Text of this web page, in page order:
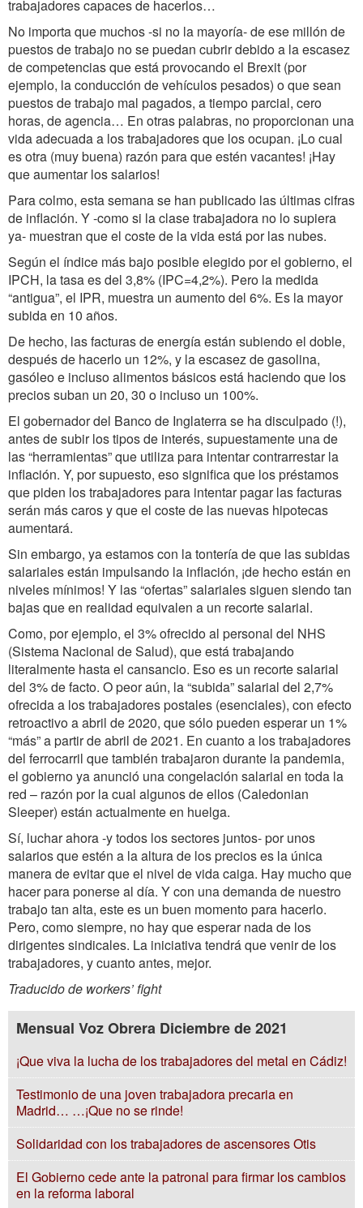
trabajadores capaces de hacerlos…
No importa que muchos -si no la mayoría- de ese millón de
puestos de trabajo no se puedan cubrir debido a la escasez
de competencias que está provocando el Brexit (por
ejemplo, la conducción de vehículos pesados) o que sean
puestos de trabajo mal pagados, a tiempo parcial, cero
horas, de agencia… En otras palabras, no proporcionan una
vida adecuada a los trabajadores que los ocupan. ¡Lo cual
es otra (muy buena) razón para que estén vacantes! ¡Hay
que aumentar los salarios!
Para colmo, esta semana se han publicado las últimas cifras
de inflación. Y -como si la clase trabajadora no lo supiera
ya- muestran que el coste de la vida está por las nubes.
Según el índice más bajo posible elegido por el gobierno, el
IPCH, la tasa es del 3,8% (IPC=4,2%). Pero la medida
“antigua”, el IPR, muestra un aumento del 6%. Es la mayor
subida en 10 años.
De hecho, las facturas de energía están subiendo el doble,
después de hacerlo un 12%, y la escasez de gasolina,
gasóleo e incluso alimentos básicos está haciendo que los
precios suban un 20, 30 o incluso un 100%.
El gobernador del Banco de Inglaterra se ha disculpado (!),
antes de subir los tipos de interés, supuestamente una de
las “herramientas” que utiliza para intentar contrarrestar la
inflación. Y, por supuesto, eso significa que los préstamos
que piden los trabajadores para intentar pagar las facturas
serán más caros y que el coste de las nuevas hipotecas
aumentará.
Sin embargo, ya estamos con la tontería de que las subidas
salariales están impulsando la inflación, ¡de hecho están en
niveles mínimos! Y las “ofertas” salariales siguen siendo tan
bajas que en realidad equivalen a un recorte salarial.
Como, por ejemplo, el 3% ofrecido al personal del NHS
(Sistema Nacional de Salud), que está trabajando
literalmente hasta el cansancio. Eso es un recorte salarial
del 3% de facto. O peor aún, la “subida” salarial del 2,7%
ofrecida a los trabajadores postales (esenciales), con efecto
retroactivo a abril de 2020, que sólo pueden esperar un 1%
“más” a partir de abril de 2021. En cuanto a los trabajadores
del ferrocarril que también trabajaron durante la pandemia,
el gobierno ya anunció una congelación salarial en toda la
red – razón por la cual algunos de ellos (Caledonian
Sleeper) están actualmente en huelga.
Sí, luchar ahora -y todos los sectores juntos- por unos
salarios que estén a la altura de los precios es la única
manera de evitar que el nivel de vida caiga. Hay mucho que
hacer para ponerse al día. Y con una demanda de nuestro
trabajo tan alta, este es un buen momento para hacerlo.
Pero, como siempre, no hay que esperar nada de los
dirigentes sindicales. La iniciativa tendrá que venir de los
trabajadores, y cuanto antes, mejor.
Traducido de workers’ fight
Mensual Voz Obrera Diciembre de 2021
¡Que viva la lucha de los trabajadores del metal en Cádiz!
Testimonio de una joven trabajadora precaria en
Madrid… …¡Que no se rinde!
Solidaridad con los trabajadores de ascensores Otis
El Gobierno cede ante la patronal para firmar los cambios
en la reforma laboral